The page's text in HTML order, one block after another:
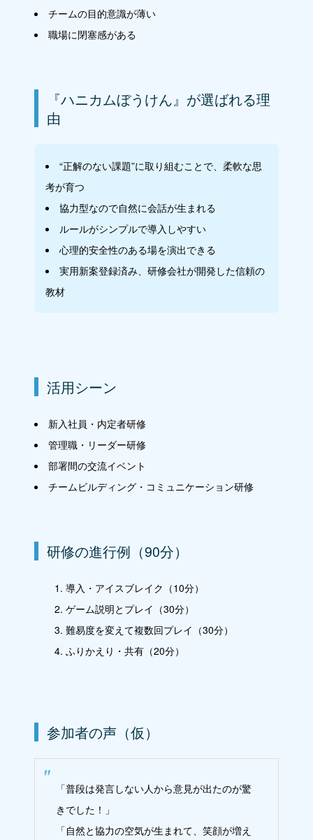
チームの目的意識が薄い
職場に閉塞感がある
『ハニカムぼうけん』が選ばれる理
由
“正解のない課題”に取り組むことで、柔軟な思
考が育つ
協力型なので自然に会話が生まれる
ルールがシンプルで導入しやすい
心理的安全性のある場を演出できる
実用新案登録済み、研修会社が開発した信頼の
教材
活用シーン
新入社員・内定者研修
管理職・リーダー研修
部署間の交流イベント
チームビルディング・コミュニケーション研修
研修の進行例（90分）
導入・アイスブレイク（10分）
ゲーム説明とプレイ（30分）
難易度を変えて複数回プレイ（30分）
ふりかえり・共有（20分）
参加者の声（仮）
「普段は発言しない人から意見が出たのが驚
きでした！」
「自然と協力の空気が生まれて、笑顔が増え